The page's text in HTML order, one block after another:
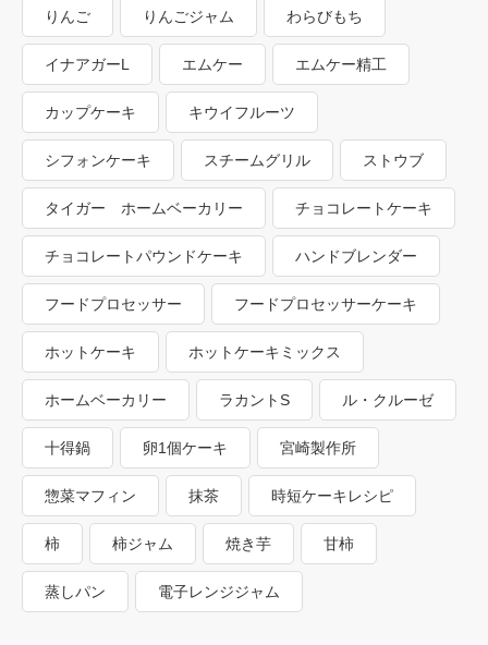
りんご りんごジャム わらびもち
イナアガーL エムケー エムケー精工
カップケーキ キウイフルーツ
シフォンケーキ スチームグリル ストウブ
タイガー ホームベーカリー チョコレートケーキ
チョコレートパウンドケーキ ハンドブレンダー
フードプロセッサー フードプロセッサーケーキ
ホットケーキ ホットケーキミックス
ホームベーカリー ラカントS ル・クルーゼ
十得鍋 卵1個ケーキ 宮崎製作所
惣菜マフィン 抹茶 時短ケーキレシピ
柿 柿ジャム 焼き芋 甘柿
蒸しパン 電子レンジジャム